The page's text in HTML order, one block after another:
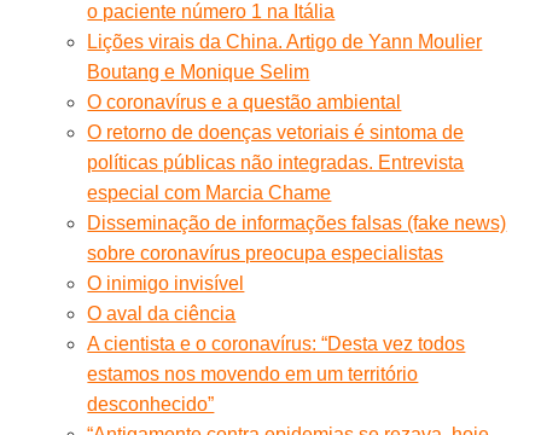
o paciente número 1 na Itália
Lições virais da China. Artigo de Yann Moulier
Boutang e Monique Selim
O coronavírus e a questão ambiental
O retorno de doenças vetoriais é sintoma de
políticas públicas não integradas. Entrevista
especial com Marcia Chame
Disseminação de informações falsas (fake news)
sobre coronavírus preocupa especialistas
O inimigo invisível
O aval da ciência
A cientista e o coronavírus: “Desta vez todos
estamos nos movendo em um território
desconhecido”